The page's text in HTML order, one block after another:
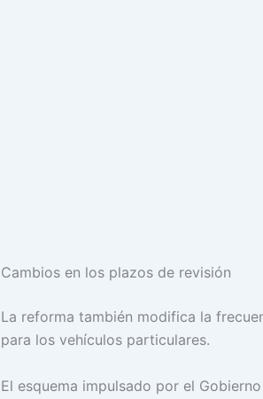
Cambios en los plazos de revisión
La reforma también modifica la
para los vehículos particulares.
El esquema impulsado por el